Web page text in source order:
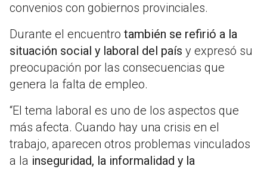
convenios con gobiernos provinciales.
Durante el encuentro también se refirió a la
situación social y laboral del país y expresó su
preocupación por las consecuencias que
genera la falta de empleo.
“El tema laboral es uno de los aspectos que
más afecta. Cuando hay una crisis en el
trabajo, aparecen otros problemas vinculados
a la inseguridad, la informalidad y la